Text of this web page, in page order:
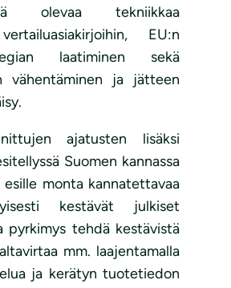
olevaa tekniikkaa
EU:n
laatiminen sekä
vähentäminen ja jätteen
ajatusten lisäksi
Suomen kannassa
monta kannatettavaa
kestävät julkiset
pyrkimys tehdä kestävistä
mm. laajentamalla
ja kerätyn tuotetiedon